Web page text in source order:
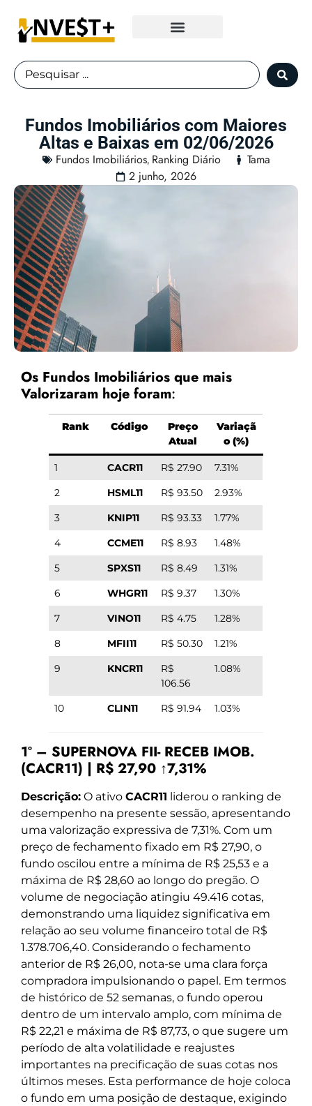
Fundos Imobiliários com Maiores
Altas e Baixas em 02/06/2026
Fundos Imobiliários, Ranking Diário
Tama
2 junho, 2026
Os Fundos Imobiliários que mais
Valorizaram hoje foram:
Rank Código
Preço
Atual
Variaçã
o (%)
1 CACR11 R$ 27.90
7.31%
2
HSML11 R$ 93.50
2.93%
3
KNIP11 R$ 93.33
1.77%
4
CCME11 R$ 8.93
1.48%
5
SPXS11 R$ 8.49
1.31%
6
WHGR11 R$ 9.37
1.30%
7
VINO11 R$ 4.75
1.28%
8
MFII11 R$ 50.30
1.21%
9
KNCR11
R$
106.56
1.08%
10 CLIN11 R$ 91.94 1.03%
1º – SUPERNOVA FII- RECEB IMOB.
(CACR11) | R$ 27,90 ↑7,31%
Descrição: O ativo CACR11 liderou o ranking de
desempenho na presente sessão, apresentando
uma valorização expressiva de 7,31%. Com um
preço de fechamento fixado em R$ 27,90, o
fundo oscilou entre a mínima de R$ 25,53 e a
máxima de R$ 28,60 ao longo do pregão. O
volume de negociação atingiu 49.416 cotas,
demonstrando uma liquidez significativa em
relação ao seu volume financeiro total de R$
1.378.706,40. Considerando o fechamento
anterior de R$ 26,00, nota-se uma clara força
compradora impulsionando o papel. Em termos
de histórico de 52 semanas, o fundo operou
dentro de um intervalo amplo, com mínima de
R$ 22,21 e máxima de R$ 87,73, o que sugere um
período de alta volatilidade e reajustes
importantes na precificação de suas cotas nos
últimos meses. Esta performance de hoje coloca
o fundo em uma posição de destaque, exigindo